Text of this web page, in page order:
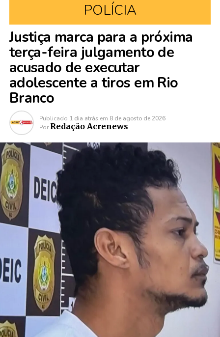
POLÍCIA
Justiça marca para a próxima
terça-feira julgamento de
acusado de executar
adolescente a tiros em Rio
Branco
Publicado 1 dia atrás em 8 de agosto de 2026
Por Redação Acrenews